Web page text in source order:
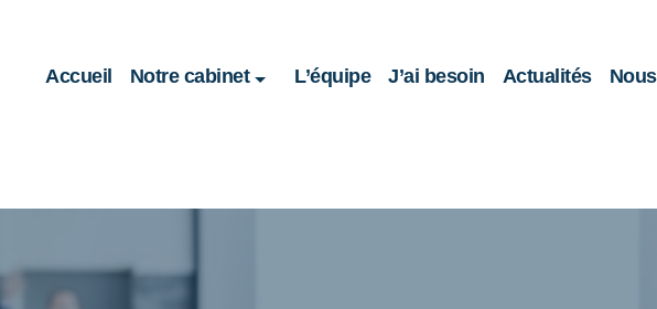
Accueil Notre cabinet L’équipe J’ai besoin Actualités